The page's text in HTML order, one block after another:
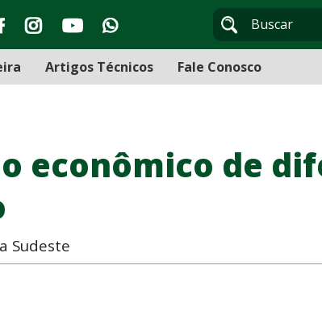
Artigos Técnicos Fale Conosco
econômico de
Sudeste